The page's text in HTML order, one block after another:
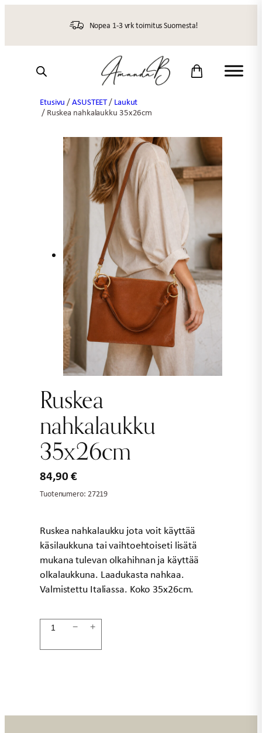
Nopea 1-3 vrk toimitus Suomesta!
Etusivu /ASUSTEET/ Laukut
/ Ruskea nahkalaukku 35x26cm
Ruskea
nahkalaukku
35x26cm
84,90€
Tuotenumero: 27219
Ruskea nahkalaukku jota voit käyttää
käsilaukkuna tai vaihtoehtoiseti lisätä
mukana tulevan olkahihnan ja käyttää
olkalaukkuna. Laadukasta nahkaa.
Valmistettu Italiassa. Koko 35x26cm.
Ruskea
− +